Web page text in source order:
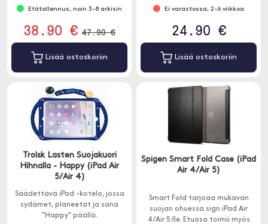
Etätallennus, noin 3-8 arkisin
38.90 € 47.90 €
Lisää ostoskoriin
Ei varastossa, 2-6 viikkoa
24.90 €
Lisää ostoskoriin
Trolsk Lasten Suojakuori
Hihnalla - Happy (iPad Air
5/Air 4)
Säädettävä iPad -kotelo, jossa
sydämet, planeetat ja sana
"Happy" päällä.
Spigen Smart Fold Case (iPad
Air 4/Air 5)
Smart Fold tarjoaa mukavan
suojan ohuessa sign iPad Air
4/Air 5:lle. Etuosa toimii myös